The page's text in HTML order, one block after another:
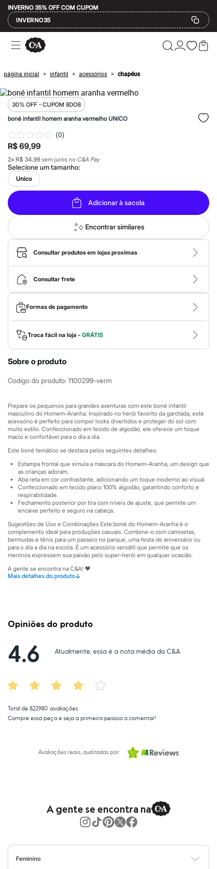
INVERNO 35% OFF COM CUPOM
INVERNO35
Ofertas
Compre por Departamento
Masculino
Infantil
Calçados
Mindse7
Plus Size
Até 20% off
Até 40% off
Até 60% off
A partir de 60% off
Feminino
Em alta
Inverno
Alfaiataria
Novidades
Roupas
Blusas e Camisetas
Básicos
Calças
Casacos e Jaquetas
Jeans
Macacões
Saias
Vestidos
Acessórios
Bolsas
Bonés e Chapéus
Bijoux
Cintos
Óculos
Relógios
Calçados
Botas
Chinelos
Rasteirinhas
Sandálias
Sapatilhas
Marcas
City
Clock House
Mindset
Sawary
Yessica
Moda esportiva
Acessórios
Blusas
Calçados
Leggings
Shorts e Bermudas
Tops
Moda íntima
Calcinhas
Cintas e Modeladores
Meias
Pijamas
Sutiãs e Tops
Moda praia
Biquínis
Blusas e Camisetas
Calças
Jeans
Moda esportiva
Shorts e Saias
Masculino
Em alta
Inverno
Novidades
Bolsas e Mochilas
Chapéus e Bonés
Relógios
Calçados
página inicial > infantil > acessórios > chapéus
30% OFF - CUPOM 8DO8
boné infantil homem aranha vermelho UNICO
(0)
R$ 69,99
2x R$ 34,99 sem juros no C&A Pay
Selecione umtamanho:
Unico
Adicionar à sacola
Encontrar similares
Consultar produtos em lojas proximas
Consultar frete
Formas de pagamento
Troca fácil na loja - GRÁTIS
Sobre o produto
Codigo do produto: 1100299-verm
Prepare os pequenos para grandes aventuras com este boné infantil
masculino do Homem-Aranha. Inspirado no herói favorito da garotada, este
acessório é perfeito para compor looks divertidos e proteger do sol com
muito estilo. Confeccionado em tecido de algodão, ele oferece um toque
macio e confortável para o dia a dia.
Este boné temático se destaca pelos seguintes detalhes:
Estampa frontal que simula a máscara do Homem-Aranha, um design que
as crianças adoram.
Aba reta em cor contrastante, adicionando um toque moderno ao visual.
Confeccionado em tecido plano 100% algodão, garantindo conforto e
respirabilidade.
Fechamento posterior por tira com níveis de ajuste, que permite um
encaixe perfeito e seguro na cabeça.
Sugestões de Uso e Combinações Este boné do Homem-Aranha é o
complemento ideal para produções casuais. Combine-o com camisetas,
bermudas e tênis para um passeio no parque, uma festa de aniversário ou
para o dia a dia na escola. É um acessório versátil que permite que os
meninos expressem sua paixão pelo super-herói em qualquer ocasião.
A gente se encontra na C&A! ❤
Mais detalhes do produto↓
Opiniões do produto
4.6 Atualmente, essa é a nota média da C&A
Total de 822980 avaliações
Compre essa peça e seja a primeira pessoa a comentar!
Avaliações reais, auditadas por:
A gente se encontra na
Feminino